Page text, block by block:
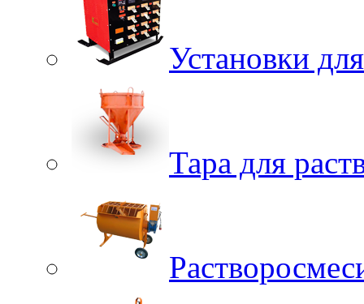
Установки
Тара для